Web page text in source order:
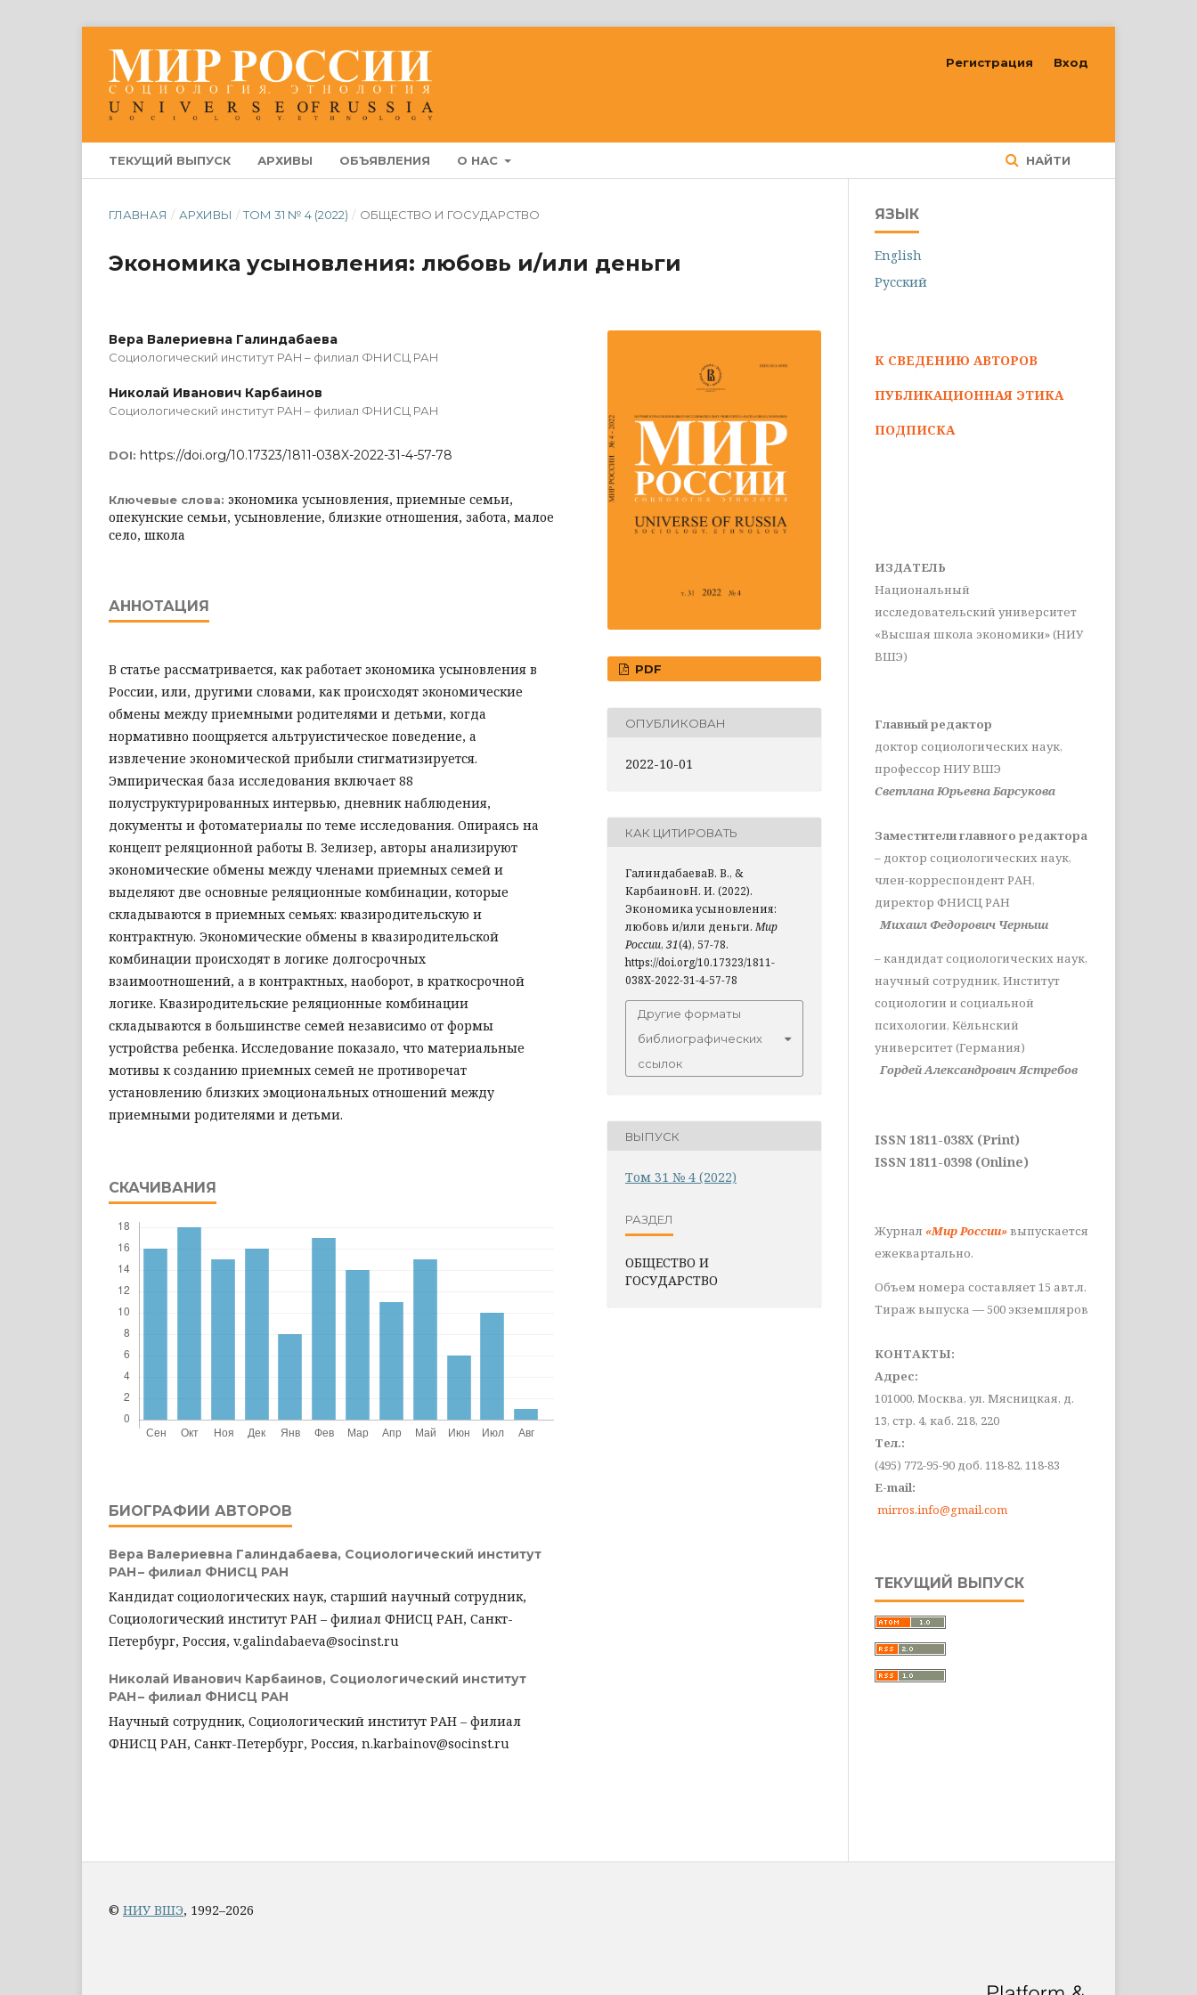
ТЕКУЩИЙ ВЫПУСК АРХИВЫ ОБЪЯВЛЕНИЯ О НАС НАЙТИ
Регистрация Вход
ГЛАВНАЯ / АРХИВЫ / ТОМ 31 № 4 (2022) / ОБЩЕСТВО И ГОСУДАРСТВО
Экономика усыновления: любовь и/или деньги
Вера Валериевна Галиндабаева
Социологический институт РАН – филиал ФНИСЦ РАН
Николай Иванович Карбаинов
Социологический институт РАН – филиал ФНИСЦ РАН
DOI: https://doi.org/10.17323/1811-038X-2022-31-4-57-78
Ключевые слова: экономика усыновления, приемные семьи,
опекунские семьи, усыновление, близкие отношения, забота, малое
село, школа
АННОТАЦИЯ
В статье рассматривается, как работает экономика усыновления в
России, или, другими словами, как происходят экономические
обмены между приемными родителями и детьми, когда
нормативно поощряется альтруистическое поведение, а
извлечение экономической прибыли стигматизируется.
Эмпирическая база исследования включает 88
полуструктурированных интервью, дневник наблюдения,
документы и фотоматериалы по теме исследования. Опираясь на
концепт реляционной работы В. Зелизер, авторы анализируют
экономические обмены между членами приемных семей и
выделяют две основные реляционные комбинации, которые
складываются в приемных семьях: квазиродительскую и
контрактную. Экономические обмены в квазиродительской
комбинации происходят в логике долгосрочных
взаимоотношений, а в контрактных, наоборот, в краткосрочной
логике. Квазиродительские реляционные комбинации
складываются в большинстве семей независимо от формы
устройства ребенка. Исследование показало, что материальные
мотивы к созданию приемных семей не противоречат
установлению близких эмоциональных отношений между
приемными родителями и детьми.
СКАЧИВАНИЯ
БИОГРАФИИ АВТОРОВ
Вера Валериевна Галиндабаева, Социологический институт
РАН – филиал ФНИСЦ РАН
Кандидат социологических наук, старший научный сотрудник,
Социологический институт РАН – филиал ФНИСЦ РАН, Санкт-
Петербург, Россия, v.galindabaeva@socinst.ru
Николай Иванович Карбаинов, Социологический институт
РАН – филиал ФНИСЦ РАН
Научный сотрудник, Социологический институт РАН – филиал
ФНИСЦ РАН, Санкт-Петербург, Россия, n.karbainov@socinst.ru
PDF
ОПУБЛИКОВАН
2022-10-01
КАК ЦИТИРОВАТЬ
ГалиндабаеваВ. В., &
КарбаиновН. И. (2022).
Экономика усыновления:
любовь и/или деньги. Мир
России, 31(4), 57-78.
https://doi.org/10.17323/1811-
038X-2022-31-4-57-78
Другие форматы
библиографических
ссылок
ВЫПУСК
Том 31 № 4 (2022)
РАЗДЕЛ
ОБЩЕСТВО И
ГОСУДАРСТВО
ЯЗЫК
English
Русский
К СВЕДЕНИЮ АВТОРОВ
ПУБЛИКАЦИОННАЯ ЭТИКА
ПОДПИСКА
ИЗДАТЕЛЬ
Национальный
исследовательский университет
«Высшая школа экономики» (НИУ
ВШЭ)
Главный редактор
доктор социологических наук,
профессор НИУ ВШЭ
Светлана Юрьевна Барсукова
Заместители главного редактора
– доктор социологических наук,
член-корреспондент РАН,
директор ФНИСЦ РАН
Михаил Федорович Черныш
– кандидат социологических наук,
научный сотрудник, Институт
социологии и социальной
психологии, Кёльнский
университет (Германия)
Гордей Александрович Ястребов
ISSN 1811-038X (Print)
ISSN 1811-0398 (Online)
Журнал «Мир России»выпускается
ежеквартально.
Объем номера составляет 15 авт.л.
Тираж выпуска — 500 экземпляров
КОНТАКТЫ:
Адрес:
101000, Москва, ул. Мясницкая, д.
13, стр. 4, каб. 218, 220
Тел.:
(495) 772-95-90 доб. 118-82, 118-83
E-mail:
mirros.info@gmail.com
ТЕКУЩИЙ ВЫПУСК
© НИУ ВШЭ, 1992–2026